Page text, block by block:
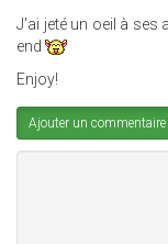
J'ai jeté un oeil à ses
end
Enjoy!
Ajouter un commentaire